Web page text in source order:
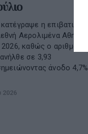
η επιβατική
Αερολιμένα Αθηνών
καθώς ο αριθμός
σε 3,93
άνοδο 4,7%
2026